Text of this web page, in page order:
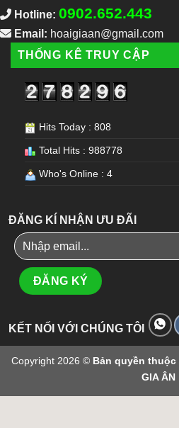
Hotline: 0902.652.443
Email: hoaigiaan@gmail.com
THỐNG KÊ TRUY CẬP
Hits Today : 808
Total Hits : 988778
Who's Online : 4
ĐĂNG KÍ NHẬN ƯU ĐÃI
KẾT NỐI VỚI CHÚNG TÔI
Copyright 2026 © Bản quyền thuộc
GIA ÂN